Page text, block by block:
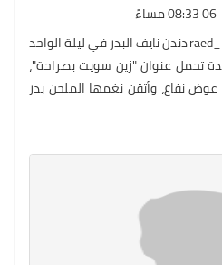
مساءً
رائد العودة - صوت المدينة raed_70 دندن نايف البدر في ليلة الواحد
تحمل عنوان "زين سويت بصراحة"،
نفاع، وأتقن نغمها الملحن بدر